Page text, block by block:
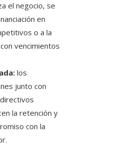
el negocio, se
en
o a la
vencimientos
los
junto con
la retención y
con la